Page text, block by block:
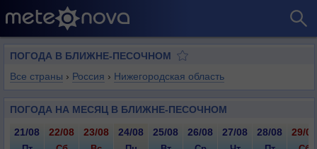
ПОГОДА В БЛИЖНЕ-ПЕСОЧНОМ
Все страны › Россия › Нижегородская область
ПОГОДА НА МЕСЯЦ В БЛИЖНЕ-ПЕСОЧНОМ
21/08 22/08 23/08 24/08 25/08 26/08 27/08 28/08 29/08